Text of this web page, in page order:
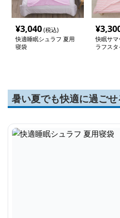
¥3,040(税込)
快適睡眠シュラフ 夏用
寝袋
¥
快眠サ
ラフス
暑い夏でも快適に過ご